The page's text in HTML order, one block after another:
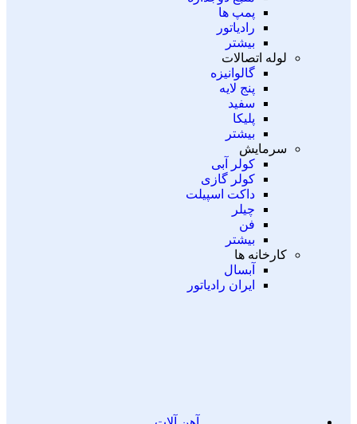
پمپ ها
رادیاتور
بیشتر
لوله اتصالات
گالوانیزه
پنج لایه
سفید
پلیکا
بیشتر
سرمایش
کولر آبی
کولر گازی
داکت اسپیلت
چیلر
فن
بیشتر
کارخانه ها
آبسال
ایران رادیاتور